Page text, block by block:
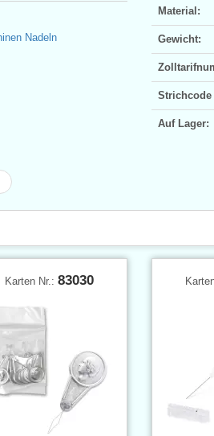
Material:
Gewicht:
Strichcode
Auf Lager:
Nadeln
Karten Nr.: 83030